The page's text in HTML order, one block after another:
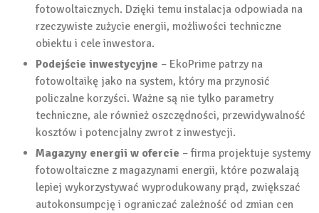
fotowoltaicznych. Dzięki temu instalacja odpowiada na
rzeczywiste zużycie energii, możliwości techniczne
obiektu i cele inwestora.
Podejście inwestycyjne – EkoPrime patrzy na
fotowoltaikę jako na system, który ma przynosić
policzalne korzyści. Ważne są nie tylko parametry
techniczne, ale również oszczędności, przewidywalność
kosztów i potencjalny zwrot z inwestycji.
Magazyny energii w ofercie – firma projektuje systemy
fotowoltaiczne z magazynami energii, które pozwalają
lepiej wykorzystywać wyprodukowany prąd, zwiększać
autokonsumpcję i ograniczać zależność od zmian cen